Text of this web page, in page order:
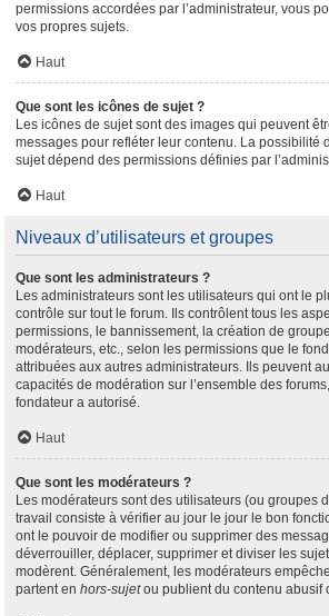
permissions accordées par l’administrateur, vous
vos propres sujets.
Haut
Que sont les icônes de sujet ?
Les icônes de sujet sont des images qui peuvent
messages pour refléter leur contenu. La possibilité
sujet dépend des permissions définies par
Haut
Niveaux d’utilisateurs et groupes
Que sont les administrateurs ?
Les administrateurs sont les utilisateurs qui ont le
contrôle sur tout le forum. Ils contrôlent tous les
permissions, le bannissement, la création de
modérateurs, etc., selon les permissions que le
attribuées aux autres administrateurs. Ils peuvent
capacités de modération sur l’ensemble des
fondateur a autorisé.
Haut
Que sont les modérateurs ?
Les modérateurs sont des utilisateurs (ou groupes
travail consiste à vérifier au jour le jour le bon
ont le pouvoir de modifier ou supprimer des
déverrouiller, déplacer, supprimer et diviser les
modèrent. Généralement, les modérateurs
partent en hors-sujetou publient du contenu abusif